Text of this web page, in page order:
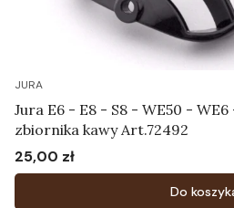
JURA
Jura E6 - E8 - S8 - WE50 -
zbiornika kawy Art.72492
Cena
25,00 zł
Do